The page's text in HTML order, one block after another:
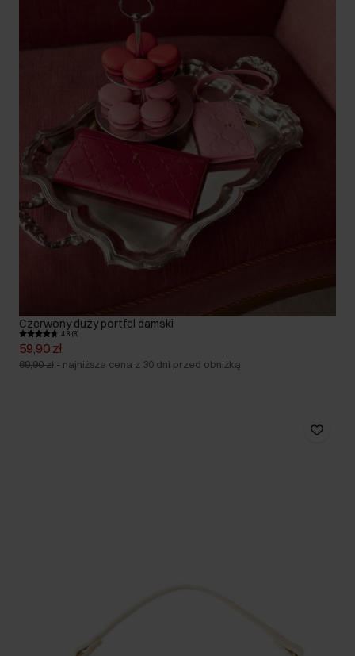
Czerwony duży portfel damski
4.8 (8)
59,90 zł
69,90 zł - najniższa cena z 30 dni przed obniżką